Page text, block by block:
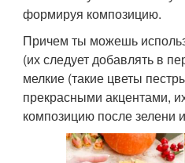
формируя композицию.
Причем ты можешь
(их следует добавлять в
мелкие (такие цветы
прекрасными акцентами,
композицию после зелени